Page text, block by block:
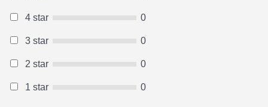
4 star 0
3 star 0
2 star 0
1 star 0